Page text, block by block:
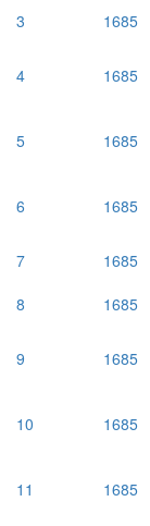
3
1685
4 1685
5 1685
6 1685
7 1685
8
1685
9 1685
10 1685
11 1685